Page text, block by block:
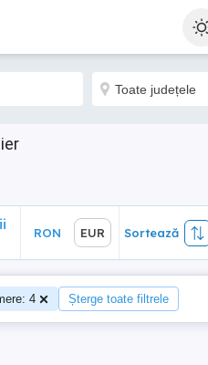
RON EUR Sortează
4 Șterge toate filtrele